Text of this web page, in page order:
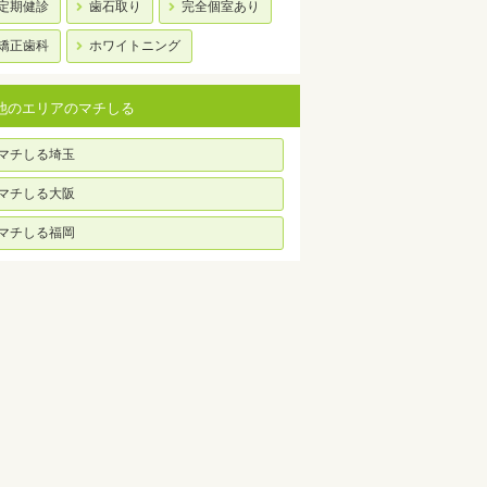
期健診 歯石取り 完全個室あり
正歯科 ホワイトニング
のエリアのマチしる
チしる埼玉
チしる大阪
チしる福岡